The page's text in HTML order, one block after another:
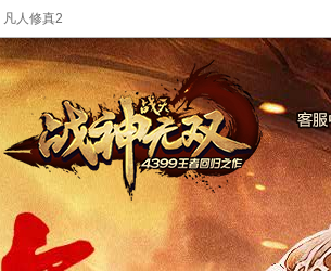
凡人修真2